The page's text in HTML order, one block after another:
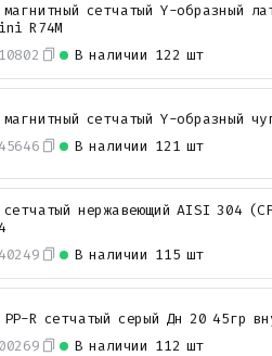
В наличии 122 шт
магнитный сетчатый Y-
R74M
В наличии 121 шт
магнитный сетчатый Y-образный
В наличии 115 шт
сетчатый нержавеющий AISI 304
В наличии 112 шт
R сетчатый серый Дн 20 45гр